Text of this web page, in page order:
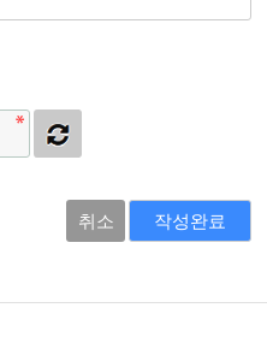
취소 작성완료